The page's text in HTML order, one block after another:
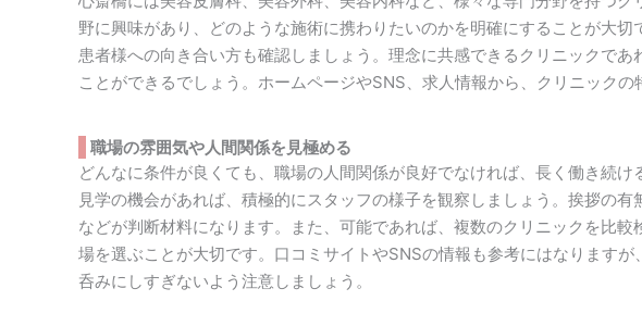
野に興味があり、どのような施術に携わりたいのかを明確にすることが大
患者様への向き合い方も確認しましょう。理念に共感できるクリニックであ
ことができるでしょう。ホームページやSNS、求人情報から、クリニックの
職場の雰囲気や人間関係を見極める
どんなに条件が良くても、職場の人間関係が良好でなければ、長く働き続
見学の機会があれば、積極的にスタッフの様子を観察しましょう。挨拶の
などが判断材料になります。また、可能であれば、複数のクリニックを比
場を選ぶことが大切です。口コミサイトやSNSの情報も参考にはなります
呑みにしすぎないよう注意しましょう。